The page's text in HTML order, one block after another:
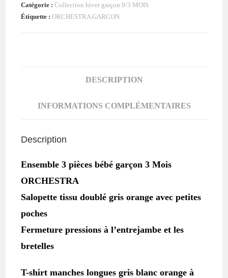
T-
shirt
ORCHESTRA
Catégorie :Collection hiver garçon 0/3 MOIS
Étiquette :ORCHESTRA GARCON
DESCRIPTION
INFORMATIONS COMPLÉMENTAIRES
Description
Ensemble 3 pièces bébé garçon 3 Mois
ORCHESTRA
Salopette tissu doublé gris orange avec petites
poches
Fermeture pressions à l’entrejambe et les
bretelles
T-shirt manches longues gris blanc orange à